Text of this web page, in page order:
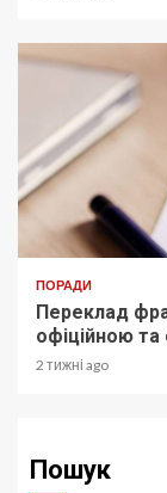
ПОРАДИ
Переклад
офіційною
2 тижні ago
Пошук